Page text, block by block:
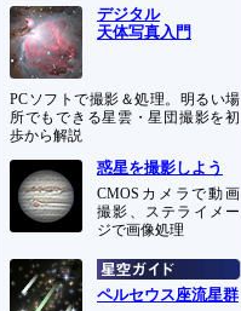
デジタル
天体写真入門
PCソフトで撮影＆処理。明るい場
所でもできる星雲・星団撮影を初
歩から解説
惑星を撮影しよう
CMOSカメラで動画
撮影、ステライメー
ジで画像処理
ペルセウス座流星群